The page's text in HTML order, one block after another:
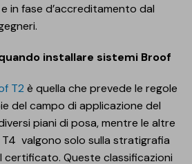
in fase d’accreditamento dal
installare sistemi Broof
T2 è quella che prevede le regole
del campo di applicazione del
piani di posa, mentre le altre
T4 valgono solo sulla stratigrafia
certificato. Queste classificazioni